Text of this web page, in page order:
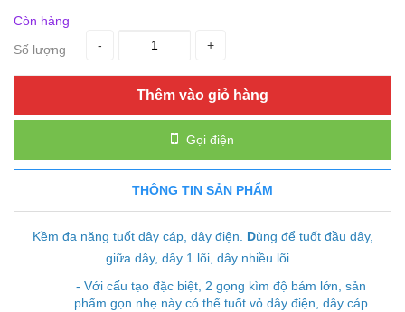
Còn hàng
Số lượng
- +
Thêm vào giỏ hàng
Gọi điện
THÔNG TIN SẢN PHẨM
Kềm đa năng tuốt dây cáp, dây điện. Dùng để tuốt đầu dây,
giữa dây, dây 1 lõi, dây nhiều lõi...
- Với cấu tạo đặc biệt, 2 gọng kìm độ bám lớn, sản
phẩm gọn nhẹ này có thể tuốt vỏ dây điện, dây cáp